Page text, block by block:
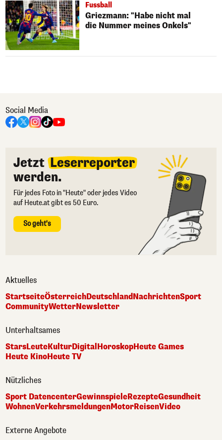
Fussball
Griezmann: "Habe nicht mal
die Nummer meines Onkels"
Social Media
Jetzt Leserreporter
werden.
Für jedes Foto in "Heute" oder jedes Video
auf Heute.at gibt es 50 Euro.
So geht's
Aktuelles
StartseiteÖsterreichDeutschlandNachrichtenSport
CommunityWetterNewsletter
Unterhaltsames
StarsLeuteKulturDigital HoroskopHeute Games
Heute KinoHeute TV
Nützliches
Sport DatencenterGewinnspieleRezepteGesundheit
WohnenVerkehrsmeldungenMotorReisenVideo
Externe Angebote